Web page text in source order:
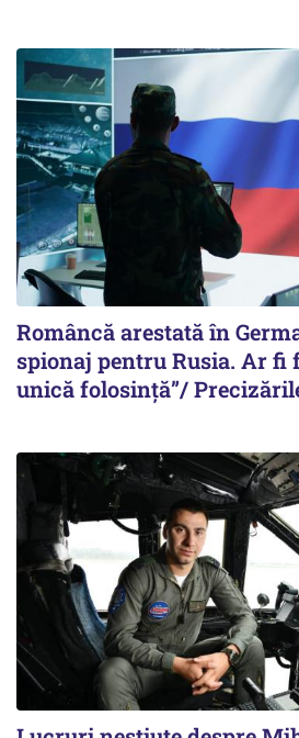
Româncă arestată în
spionaj pentru Rusia. Ar fi
unică folosință”/